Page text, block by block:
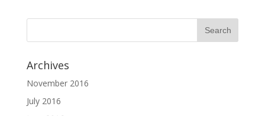
Archives
November 2016
July 2016